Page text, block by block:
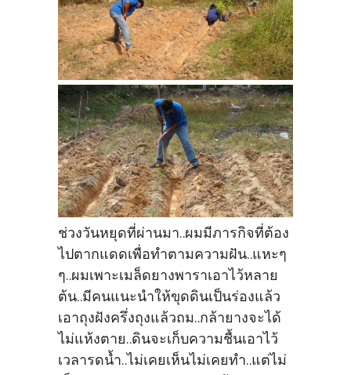
ช่วงวันหยุดที่ผ่านมา..ผมมีภารกิจที่ต้อง
ไปตากแดดเพื่อทำตามความฝัน..แหะๆ
ๆ..ผมเพาะเมล็ดยางพาราเอาไว้หลาย
ต้น..มีคนแนะนำให้ขุดดินเป็นร่องแล้ว
เอาถุงฝังครึ่งถุงแล้วถม..กล้ายางจะได้
ไม่แห้งตาย..ดินจะเก็บความชื้นเอาไว้
เวลารดน้ำ..ไม่เคยเห็นไม่เคยทำ..แต่ไม่